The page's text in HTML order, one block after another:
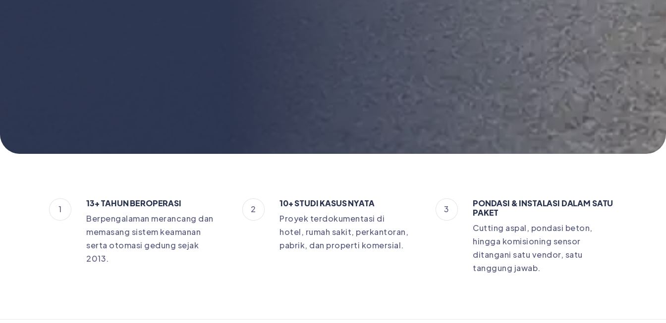
1
13+ TAHUN BEROPERASI
Berpengalaman merancang dan
memasang sistem keamanan
serta otomasi gedung sejak
2013.
2
10+ STUDI KASUS NYATA
Proyek terdokumentasi di
hotel, rumah sakit, perkantoran,
pabrik, dan properti komersial.
3
PONDASI & INSTALASI DALAM SATU
PAKET
Cutting aspal, pondasi beton,
hingga komisioning sensor
ditangani satu vendor, satu
tanggung jawab.